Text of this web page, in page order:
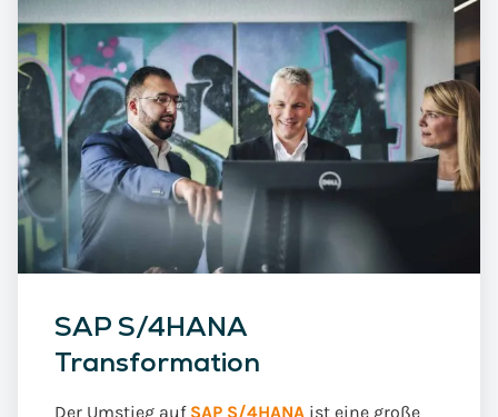
SAP S/4HANA
Transformation
Der Umstieg auf SAP S/4HANA ist eine große